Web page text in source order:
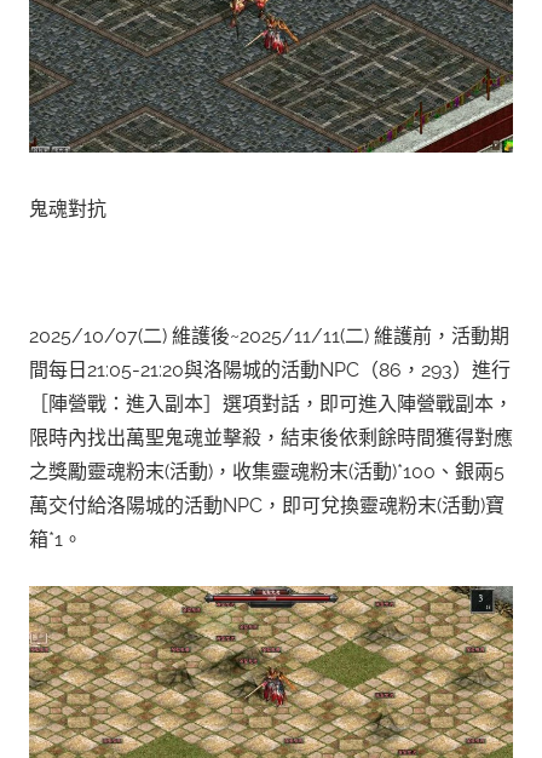
鬼魂對抗
2025/10/07(二) 維護後~2025/11/11(二) 維護前，活動期
間每日21:05-21:20與洛陽城的活動NPC（86，293）進行
［陣營戰：進入副本］選項對話，即可進入陣營戰副本，
限時內找出萬聖鬼魂並擊殺，結束後依剩餘時間獲得對應
之獎勵靈魂粉末(活動)，收集靈魂粉末(活動)*100、銀兩5
萬交付給洛陽城的活動NPC，即可兌換靈魂粉末(活動)寶
箱*1。